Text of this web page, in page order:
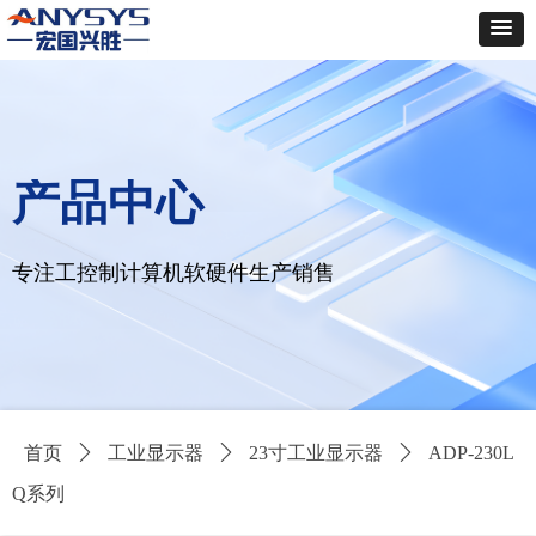
产品中心
专注工控制计算机软硬件生产销售
首页 ꄲ 工业显示器 ꄲ 23寸工业显示器 ꄲ
ADP-230L
Q系列